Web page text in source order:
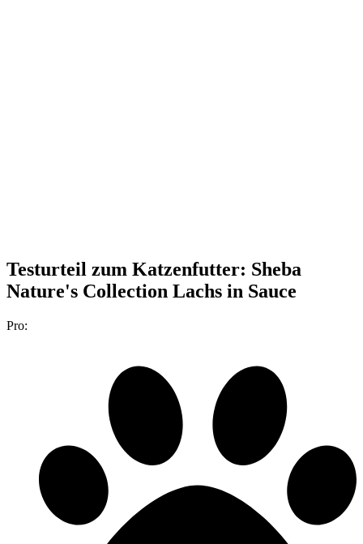
Testurteil zum Katzenfutter: Sheba
Nature's Collection Lachs in Sauce
Pro: